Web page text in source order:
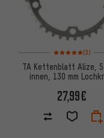
Bewertungen:
(3)
TA Kettenblatt Alize,
innen, 130 mm
27,99€